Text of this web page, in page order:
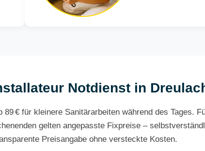
Notdienst in
€ für kleinere Sanitärarbeiten während des Tages.
gelten angepasste Fixpreise –
Preisangabe ohne versteckte Kosten.